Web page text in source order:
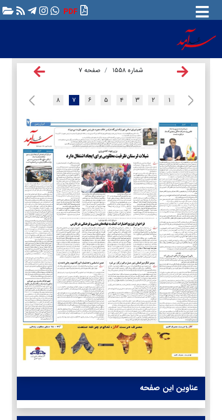
PDF
شماره ۱۵۵۸ صفحه ۷
۱ ۲ ۳ ۴ ۵ ۶ ۷ ۸
عناوین این صفحه